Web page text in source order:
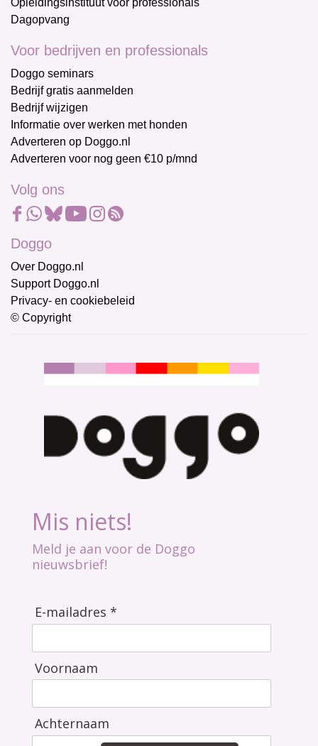
Opleidingsinstituut voor professionals
Dagopvang
Voor bedrijven en professionals
Doggo seminars
Bedrijf gratis aanmelden
Bedrijf wijzigen
Informatie over werken met honden
Adverteren op Doggo.nl
Adverteren voor nog geen €10 p/mnd
Volg ons
Doggo
Over Doggo.nl
Support Doggo.nl
Privacy- en cookiebeleid
© Copyright
Mis niets!
Meld je aan voor de Doggo
nieuwsbrief!
E-mailadres *
Voornaam
Achternaam